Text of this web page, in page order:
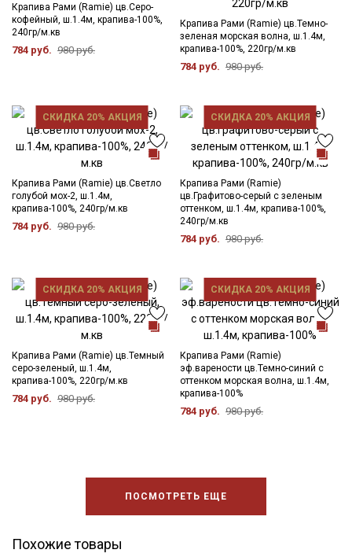
Крапива Рами (Ramie) цв.Серо-
кофейный, ш.1.4м, крапива-100%,
240гр/м.кв
784 руб. 980 руб.
Крапива Рами (Ramie) цв.Темно-
зеленая морская волна, ш.1.4м,
крапива-100%, 220гр/м.кв
784 руб. 980 руб.
СКИДКА 20% АКЦИЯ
Крапива Рами (Ramie) цв.Светло
голубой мох-2, ш.1.4м,
крапива-100%, 240гр/м.кв
784 руб. 980 руб.
СКИДКА 20% АКЦИЯ
Крапива Рами (Ramie)
цв.Графитово-серый с зеленым
оттенком, ш.1.4м, крапива-100%,
240гр/м.кв
784 руб. 980 руб.
СКИДКА 20% АКЦИЯ
Крапива Рами (Ramie) цв.Темный
серо-зеленый, ш.1.4м,
крапива-100%, 220гр/м.кв
784 руб. 980 руб.
СКИДКА 20% АКЦИЯ
Крапива Рами (Ramie)
эф.варености цв.Темно-синий с
оттенком морская волна, ш.1.4м,
крапива-100%
784 руб. 980 руб.
ПОСМОТРЕТЬ ЕЩЕ
Похожие товары
данныхи даю Согласие на обработку персональных
данных
Согласие на получение рекламных и
информационных рассылок